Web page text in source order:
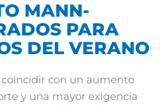
MANN-
PARA
DEL VERANO
con un aumento
y una mayor exigencia